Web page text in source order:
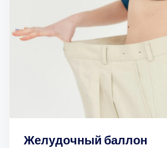
Желудочный баллон